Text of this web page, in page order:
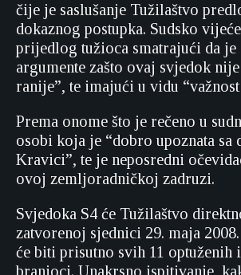
čije je saslušanje Tužilaštvo
dokaznog postupka. Sudsko
prijedlog tužioca smatrajući da je
argumente zašto ovaj svjedok
ranije”, te imajući u vidu
Prema onome što je rečeno u
osobi koja je “dobro upoznata sa
Kravici”, te je neposredni
ovoj zemljoradničkoj zadruzi.
Svjedoka S4 će Tužilaštvo
zatvorenoj sjednici 29. maja
će biti prisutno svih 11 optuženih
branioci. Unakrsno ispitivanje,